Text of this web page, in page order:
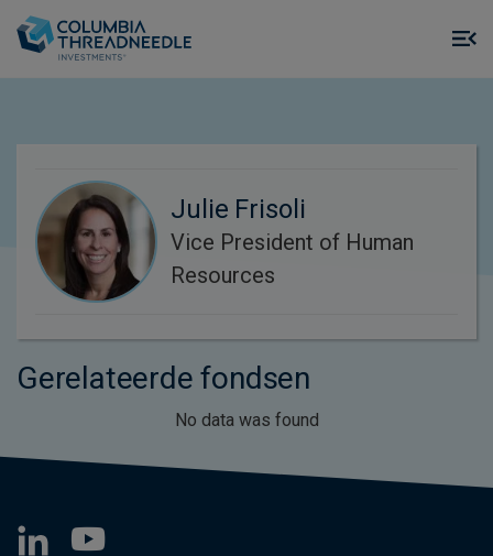
Julie Frisoli
Vice President of Human
Resources
Gerelateerde fondsen
No data was found